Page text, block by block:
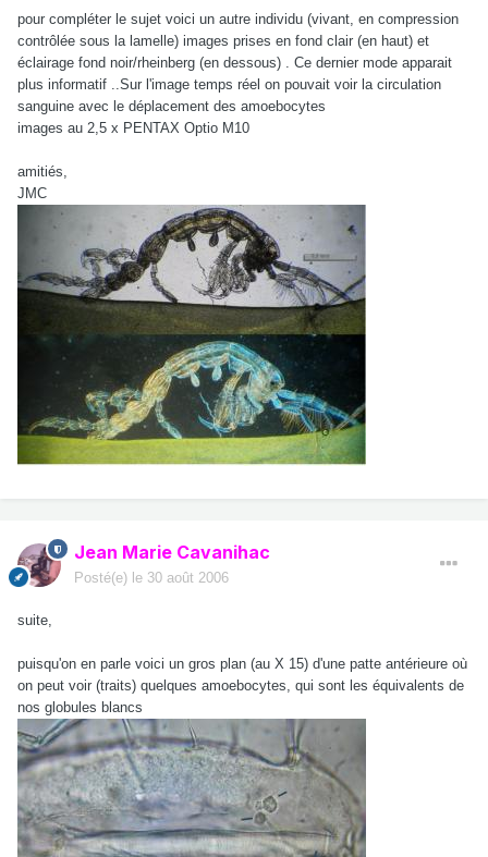
pour compléter le sujet voici un autre individu (vivant, en compression
contrôlée sous la lamelle) images prises en fond clair (en haut) et
éclairage fond noir/rheinberg (en dessous) . Ce dernier mode apparait
plus informatif ..Sur l'image temps réel on pouvait voir la circulation
sanguine avec le déplacement des amoebocytes
images au 2,5 x PENTAX Optio M10
amitiés,
JMC
Jean Marie Cavanihac
Posté(e) le 30 août 2006
suite,
puisqu'on en parle voici un gros plan (au X 15) d'une patte antérieure où
on peut voir (traits) quelques amoebocytes, qui sont les équivalents de
nos globules blancs